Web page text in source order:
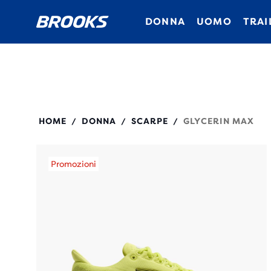
DONNA UOMO
HOME / DONNA / SCARPE / GLYCERIN MAX
Promozioni